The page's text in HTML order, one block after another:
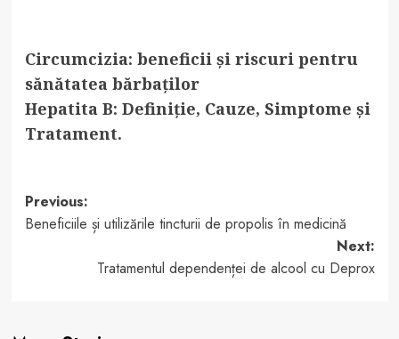
Circumcizia: beneficii și riscuri pentru
sănătatea bărbaților
Hepatita B: Definiție, Cauze, Simptome și
Tratament.
Post
navigation
Previous:
Beneficiile și utilizările tincturii de propolis în medicină
Next:
Tratamentul dependenței de alcool cu Deprox